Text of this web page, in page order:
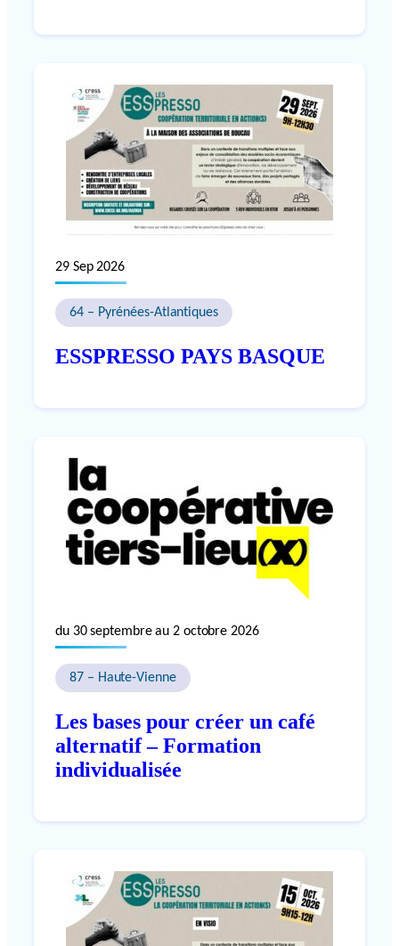
29 Sep 2026
64 – Pyrénées-Atlantiques
ESSPRESSO PAYS BASQUE
du 30 septembre au 2 octobre 2026
87 – Haute-Vienne
Les bases pour créer un café
alternatif – Formation
individualisée